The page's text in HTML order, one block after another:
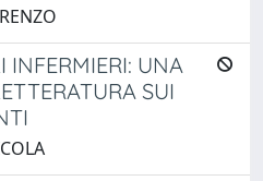
INFERMIERI: UNA
SUI